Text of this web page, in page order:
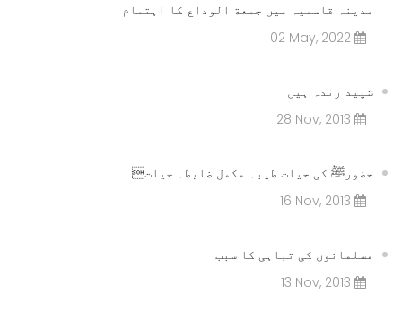
مدینہ قاسمیہ میں جمعة الوداع کا اہتمام
02 May, 2022
شپید زندہ ہیں
28 Nov, 2013
حضورﷺ کی حیات طیبہ مکمل ضابطہ حیات
16 Nov, 2013
مسلمانوں کی تباہی کا سبب
13 Nov, 2013